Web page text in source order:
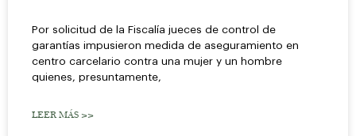
Por solicitud de la Fiscalía jueces de control de
garantías impusieron medida de aseguramiento en
centro carcelario contra una mujer y un hombre
quienes, presuntamente,
LEER MÁS >>